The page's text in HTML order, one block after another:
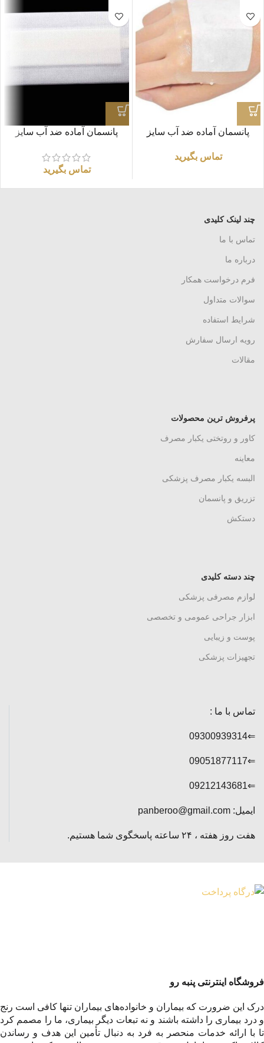
پانسمان آماده ضد آب سایز
تماس بگیرید
پانسمان آماده ضد آب سایز
تماس بگیرید
چند لینک کلیدی
تماس با ما
درباره ما
فرم درخواست همکار
سوالات متداول
شرایط استفاده
رویه ارسال سفارش
مقالات
پرفروش ترین محصولات
کاور و روتختی یکبار مصرف
معاینه
البسه یکبار مصرف پزشکی
تزریق و پانسمان
دستکش
چند دسته کلیدی
لوازم مصرفی پزشکی
ابزار جراحی عمومی و تخصصی
پوست و زیبایی
تجهیزات پزشکی
تماس با ما :
⇐09300939314
⇐09051877117
⇐09212143681
ایمیل: panberoo@gmail.com
هفت روز هفته ، ۲۴ ساعته پاسخگوی شما هستیم.
فروشگاه اینترنتی پنبه رو
درک این ضرورت که بیماران و خانواده‌های بیماران تنها کافی است رنج
و درد بیماری را داشته باشند و نه تبعات دیگر بیماری، ما را مصمم کرد
تا با ارائه خدمات منحصر به فرد به دنبال تأمین این هدف و رساندن